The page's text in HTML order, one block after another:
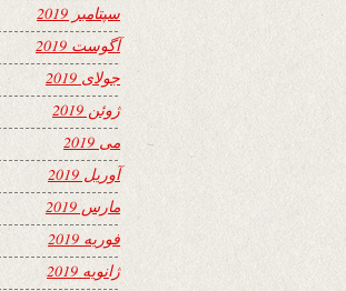
سپتامبر 2019
آگوست 2019
جولای 2019
ژوئن 2019
می 2019
آوریل 2019
مارس 2019
فوریه 2019
ژانویه 2019